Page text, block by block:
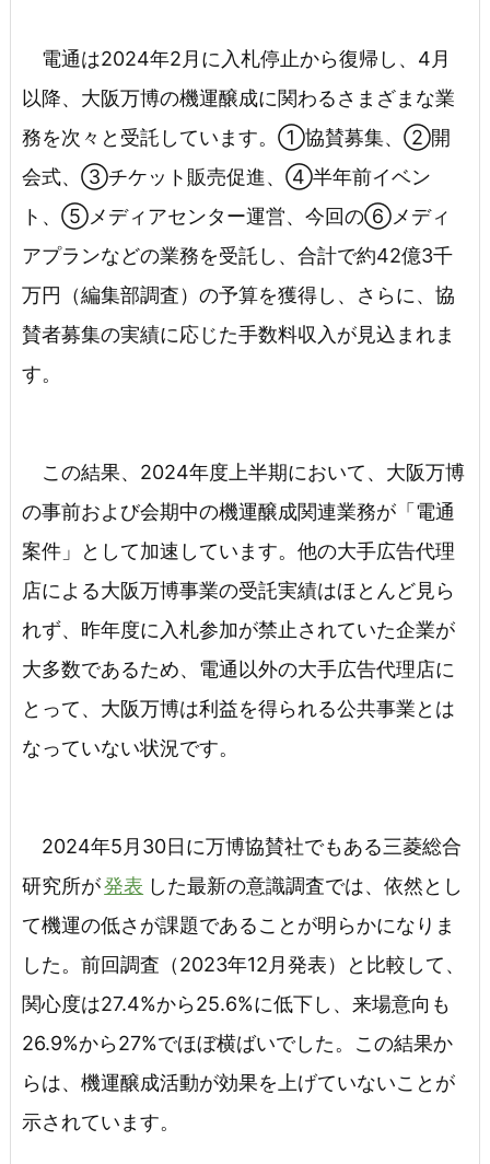
電通は2024年2月に入札停止から復帰し、4月
以降、大阪万博の機運醸成に関わるさまざまな業
務を次々と受託しています。①協賛募集、②開
会式、③チケット販売促進、④半年前イベン
ト、⑤メディアセンター運営、今回の⑥メディ
アプランなどの業務を受託し、合計で約42億3千
万円（編集部調査）の予算を獲得し、さらに、協
賛者募集の実績に応じた手数料収入が見込まれま
す。
この結果、2024年度上半期において、大阪万博
の事前および会期中の機運醸成関連業務が「電通
案件」として加速しています。他の大手広告代理
店による大阪万博事業の受託実績はほとんど見ら
れず、昨年度に入札参加が禁止されていた企業が
大多数であるため、電通以外の大手広告代理店に
とって、大阪万博は利益を得られる公共事業とは
なっていない状況です。
2024年5月30日に万博協賛社でもある三菱総合
研究所が発表 した最新の意識調査では、依然とし
て機運の低さが課題であることが明らかになりま
した。前回調査（2023年12月発表）と比較して、
関心度は27.4%から25.6%に低下し、来場意向も
26.9%から27%でほぼ横ばいでした。この結果か
らは、機運醸成活動が効果を上げていないことが
示されています。